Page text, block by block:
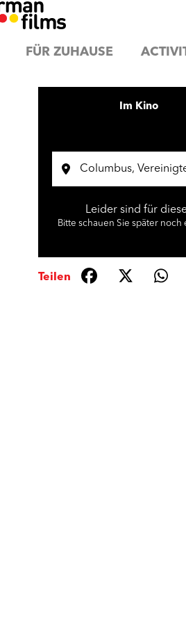
FÜR ZUHAUSE
Im Kino
Leider sind für
Bitte schauen Sie später
Teilen